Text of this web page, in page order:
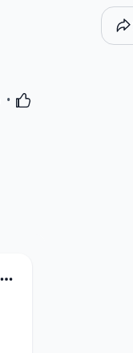
Activating this